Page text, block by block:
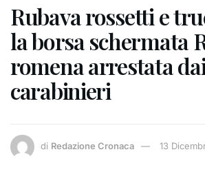
Rubava rossetti e
la borsa schermata
romena arrestata
carabinieri
di Redazione Cronaca 13